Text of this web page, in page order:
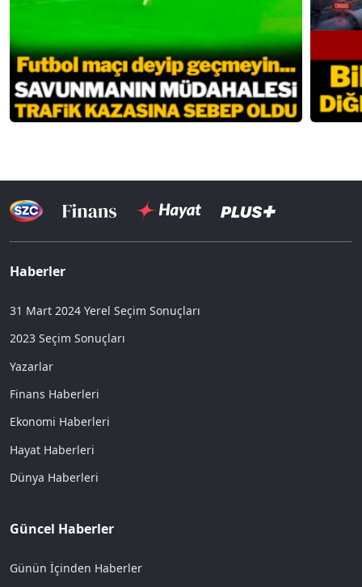
Haberler
31 Mart 2024 Yerel Seçim Sonuçları
2023 Seçim Sonuçları
Yazarlar
Finans Haberleri
Ekonomi Haberleri
Hayat Haberleri
Dünya Haberleri
Güncel Haberler
Günün İçinden Haberler